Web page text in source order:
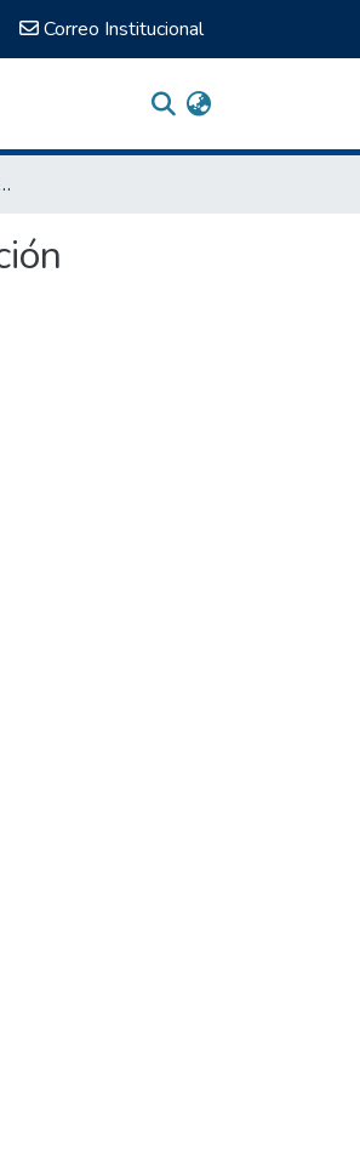
Correo Institucional
agropecuaria del cantón La Maná provincia de Cotopaxi